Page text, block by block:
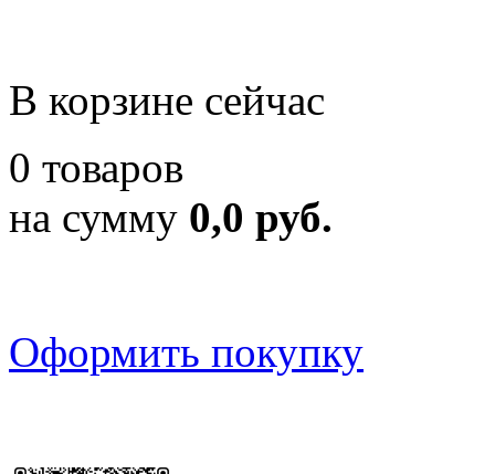
В корзине сейчас
0 товаров
на сумму 0,0 руб.
Оформить покупку